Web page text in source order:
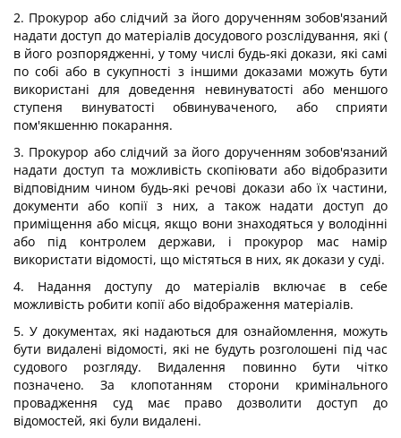
2. Прокурор або слідчий за його дорученням зобов'язаний
надати доступ до матеріалів досудового розслідування, які (
в його розпорядженні, у тому числі будь-які докази, які самі
по собі або в сукупності з іншими доказами можуть бути
використані для доведення невинуватості або меншого
ступеня винуватості обвинуваченого, або сприяти
пом'якшенню покарання.
3. Прокурор або слідчий за його дорученням зобов'язаний
надати доступ та можливість скопіювати або відобразити
відповідним чином будь-які речові докази або їх частини,
документи або копії з них, а також надати доступ до
приміщення або місця, якщо вони знаходяться у володінні
або під контролем держави, і прокурор мас намір
використати відомості, що містяться в них, як докази у суді.
4. Надання доступу до матеріалів включає в себе
можливість робити копії або відображення матеріалів.
5. У документах, які надаються для ознайомлення, можуть
бути видалені відомості, які не будуть розголошені під час
судового розгляду. Видалення повинно бути чітко
позначено. За клопотанням сторони кримінального
провадження суд має право дозволити доступ до
відомостей, які були видалені.